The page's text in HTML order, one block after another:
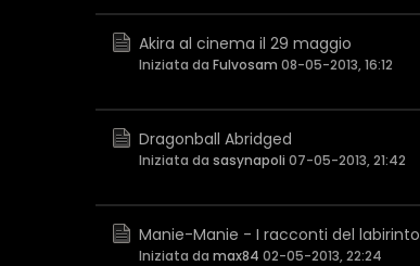
Akira al cinema il 29 maggio
Iniziata da Fulvosam 08-05-2013, 16:12
Dragonball Abridged
Iniziata da sasynapoli 07-05-2013, 21:42
Manie-Manie - I racconti del labirinto
Iniziata da max84 02-05-2013, 22:24